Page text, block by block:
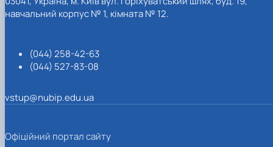
навчальний корпус № 1, кімната № 12.
(044) 258-42-63
(044) 527-83-08
vstup@nubip.edu.ua
Офіційний портал сайту